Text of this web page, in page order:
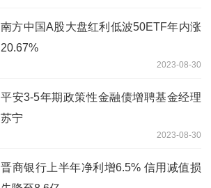
南方中国A股大盘红利低波50ETF年内涨
20.67%
2023-08-30
平安3-5年期政策性金融债增聘基金经理
苏宁
2023-08-30
晋商银行上半年净利增6.5% 信用减值损